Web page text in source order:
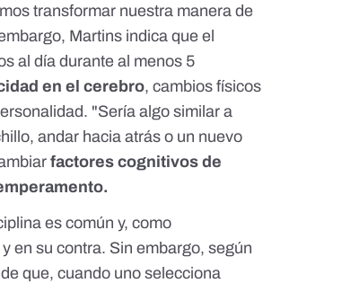
transformar nuestra manera de
Martins indica que el
al día durante al menos 5
en el cerebro, cambios físicos
"Sería algo similar a
andar hacia atrás o un nuevo
factores cognitivos de
es común y, como
en su contra. Sin embargo, según
que, cuando uno selecciona